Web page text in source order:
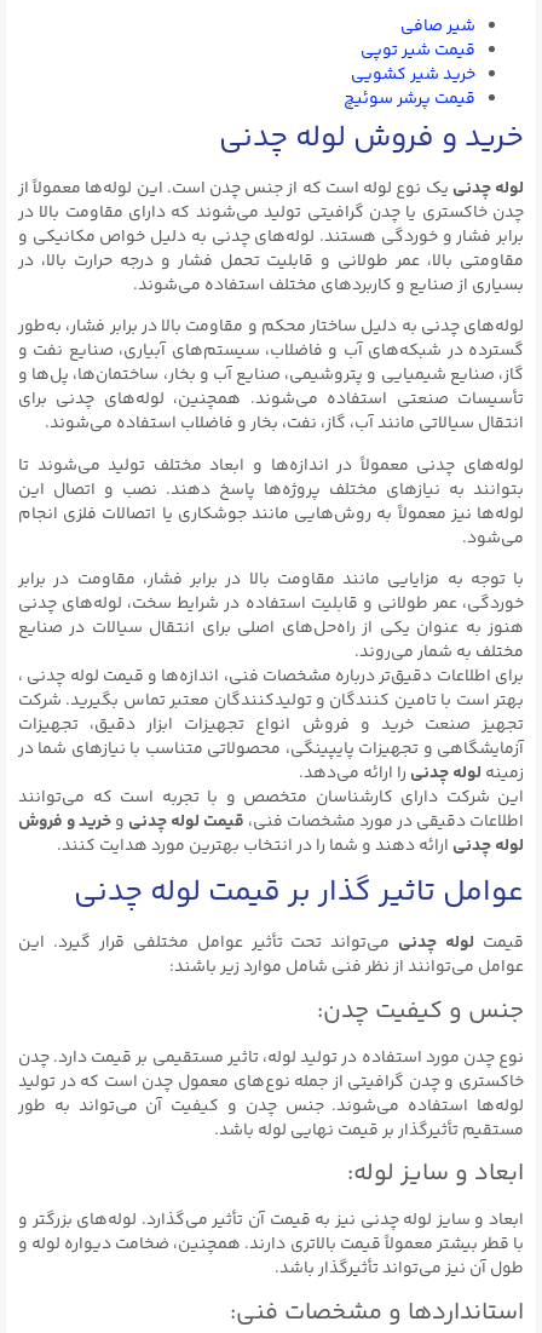
شیر صافی
قیمت شير توپی
خرید شیر کشویی
قیمت پرشر سوئیچ
خرید و فروش لوله چدنی
لوله چدنی یک نوع لوله است که از جنس چدن است. این لوله‌ها معمولاً از
چدن خاکستری یا چدن گرافیتی تولید می‌شوند که دارای مقاومت بالا در
برابر فشار و خوردگی هستند. لوله‌های چدنی به دلیل خواص مکانیکی و
مقاومتی بالا، عمر طولانی و قابلیت تحمل فشار و درجه حرارت بالا، در
بسیاری از صنایع و کاربردهای مختلف استفاده می‌شوند.
لوله‌های چدنی به دلیل ساختار محکم و مقاومت بالا در برابر فشار، به‌طور
گسترده در شبکه‌های آب و فاضلاب، سیستم‌های آبیاری، صنایع نفت و
گاز، صنایع شیمیایی و پتروشیمی، صنایع آب و بخار، ساختمان‌ها، پل‌ها و
تأسیسات صنعتی استفاده می‌شوند. همچنین، لوله‌های چدنی برای
انتقال سیالاتی مانند آب، گاز، نفت، بخار و فاضلاب استفاده می‌شوند.
لوله‌های چدنی معمولاً در اندازه‌ها و ابعاد مختلف تولید می‌شوند تا
بتوانند به نیازهای مختلف پروژه‌ها پاسخ دهند. نصب و اتصال این
لوله‌ها نیز معمولاً به روش‌هایی مانند جوشکاری یا اتصالات فلزی انجام
می‌شود.
با توجه به مزایایی مانند مقاومت بالا در برابر فشار، مقاومت در برابر
خوردگی، عمر طولانی و قابلیت استفاده در شرایط سخت، لوله‌های چدنی
هنوز به عنوان یکی از راه‌حل‌های اصلی برای انتقال سیالات در صنایع
مختلف به شمار می‌روند.
برای اطلاعات دقیق‌تر درباره مشخصات فنی، اندازه‌ها و قیمت‌ لوله چدنی ،
بهتر است با تامین کنندگان و تولیدکنندگان معتبر تماس بگیرید. شرکت
تجهیز صنعت خرید و فروش انواع تجهیزات ابزار دقیق، تجهیزات
آزمایشگاهی و تجهیزات پایپینگی، محصولاتی متناسب با نیازهای شما در
زمینه لوله چدنی را ارائه می‌دهد.
این شرکت دارای کارشناسان متخصص و با تجربه است که می‌توانند
اطلاعات دقیقی در مورد مشخصات فنی، قیمت لوله چدنی وخرید و فروش
لوله چدنی ارائه دهند و شما را در انتخاب بهترین مورد هدایت کنند.
عوامل تاثیر گذار بر قیمت لوله چدنی
قیمت لوله چدنی می‌تواند تحت تأثیر عوامل مختلفی قرار گیرد. این
عوامل می‌توانند از نظر فنی شامل موارد زیر باشند:
جنس و کیفیت چدن:
نوع چدن مورد استفاده در تولید لوله، تاثیر مستقیمی بر قیمت دارد. چدن
خاکستری و چدن گرافیتی از جمله نوع‌های معمول چدن است که در تولید
لوله‌ها استفاده می‌شوند. جنس چدن و کیفیت آن می‌تواند به طور
مستقیم تأثیرگذار بر قیمت نهایی لوله باشد.
ابعاد و سایز لوله:
ابعاد و سایز لوله چدنی نیز به قیمت آن تأثیر می‌گذارد. لوله‌های بزرگتر و
با قطر بیشتر معمولاً قیمت بالاتری دارند. همچنین، ضخامت دیواره لوله و
طول آن نیز می‌تواند تأثیرگذار باشد.
استانداردها و مشخصات فنی: